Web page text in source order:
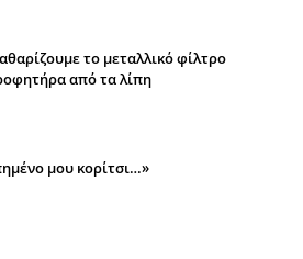
το μεταλλικό φίλτρο
από τα λίπη
μου κορίτσι…»